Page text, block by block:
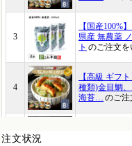
注文状況